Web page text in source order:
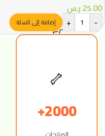
25.00ر.س
-
+ إضافة إلى السلة
🦴
2000+